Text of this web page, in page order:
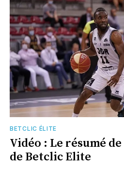
BETCLIC ÉLITE
Vidéo : Le résumé
de Betclic Elite